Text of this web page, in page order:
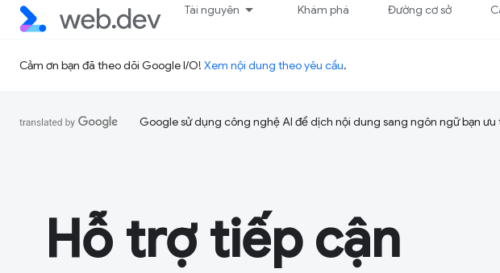
Tài nguyên Khám phá Đường cơ sở
Cảm ơn bạn đã theo dõi Google I/O! Xem nội dung theo yêu cầu.
Google sử dụng công nghệ AI để dịch nội dung sang ngôn ngữ bạn ưu
Hỗ trợ tiếp cận